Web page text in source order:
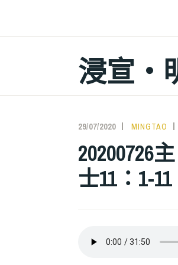
浸宣‧
29/07/2020 MINGTAO
20200726
士11：1-